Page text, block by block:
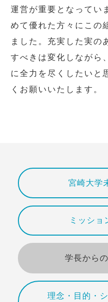
運営が重要となってい
めて優れた方々にこの
ました。充実した実の
すべきは変化しながら
に全力を尽くしたいと
くお願いいたします。
宮崎大学
ミッショ
学長から
理念・目的・